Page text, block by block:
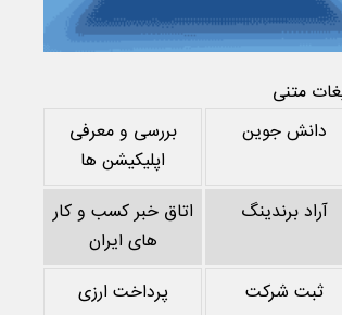
متنی
دانش جوین
بررسی و معرفی
اپلیکیشن ها
آراد برندینگ
اتاق خبر کسب و کار
های ایران
ثبت شرکت
پرداخت ارزی